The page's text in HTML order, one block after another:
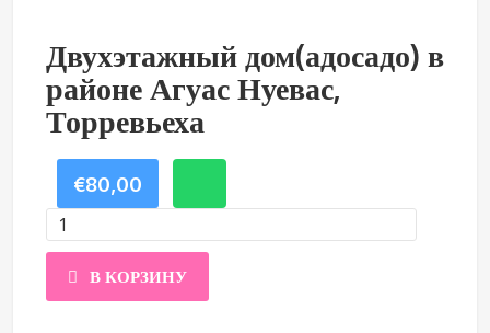
Двухэтажный дом(адосадо) в
районе Агуас Нуевас,
Торревьеха
€80,00
Количество
товараВ КОРЗИНУ